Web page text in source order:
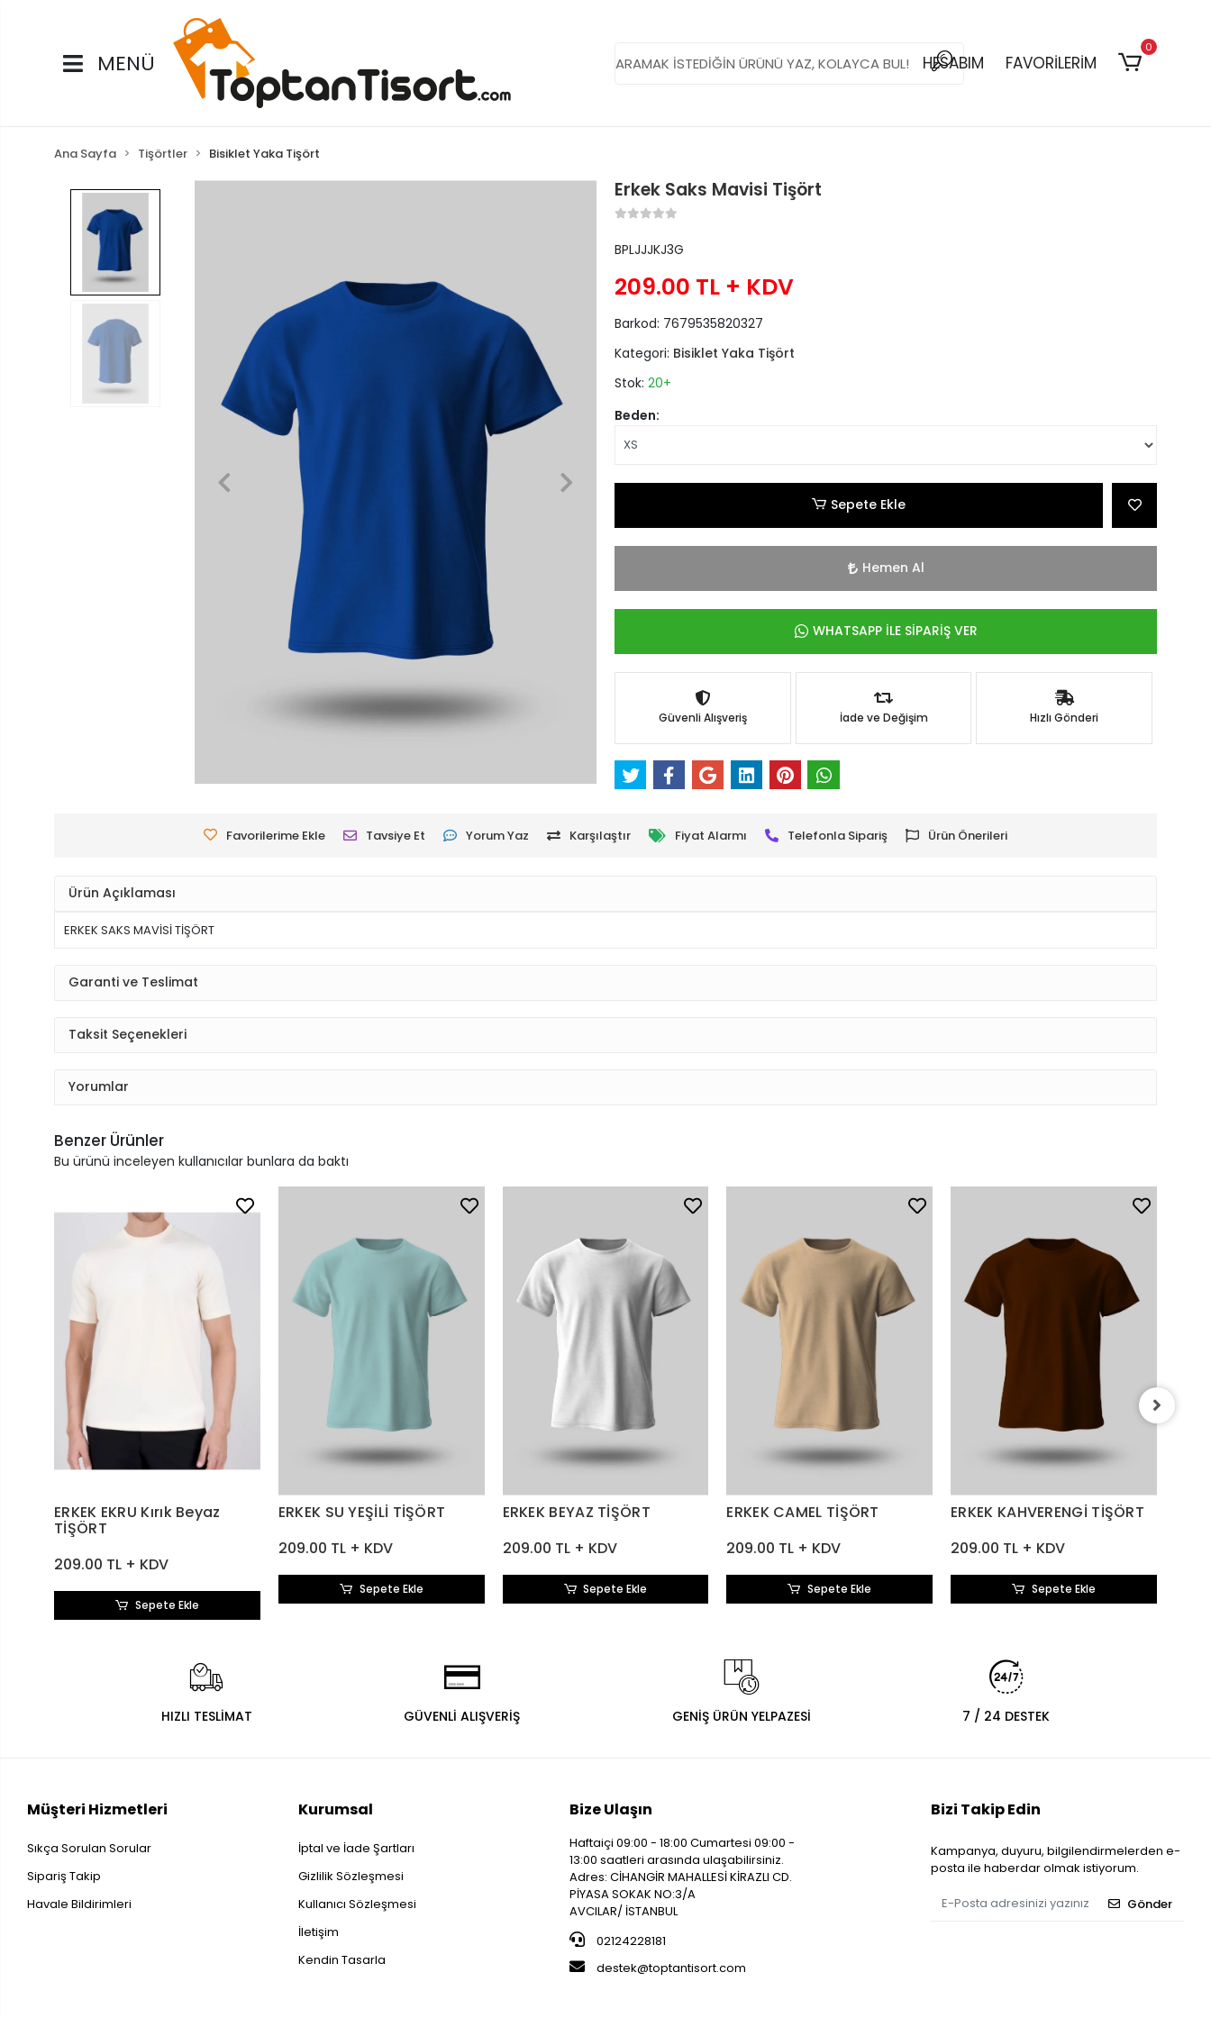
MENÜ HESABIM FAVORİLERİM
0
Ana Sayfa Tişörtler Bisiklet Yaka Tişört
Erkek Saks Mavisi Tişört
BPLJJJKJ3G
209.00 TL + KDV
Barkod: 7679535820327
Kategori: Bisiklet Yaka Tişört
Stok: 20+
Beden:
Sepete Ekle
Hemen Al
WHATSAPP İLE SİPARİŞ VER
Güvenli Alışveriş İade ve Değişim Hızlı Gönderi
Favorilerime Ekle Tavsiye Et Yorum Yaz Karşılaştır Fiyat Alarmı Telefonla Sipariş Ürün Önerileri
Ürün Açıklaması
ERKEK SAKS MAVİSİ TİŞÖRT
Garanti ve Teslimat
Taksit Seçenekleri
Yorumlar
Benzer Ürünler
Bu ürünü inceleyen kullanıcılar bunlara da baktı
ERKEK EKRU Kırık Beyaz
TİŞÖRT
209.00 TL + KDV
Sepete Ekle
ERKEK SU YEŞİLİ TİŞÖRT
209.00 TL + KDV
Sepete Ekle
ERKEK BEYAZ TİŞÖRT
209.00 TL + KDV
Sepete Ekle
ERKEK CAMEL TİŞÖRT
209.00 TL + KDV
Sepete Ekle
ERKEK KAHVERENGİ TİŞÖRT
209.00 TL + KDV
Sepete Ekle
HIZLI TESLİMAT GÜVENLİ ALIŞVERİŞ GENİŞ ÜRÜN YELPAZESİ 7 / 24 DESTEK
Müşteri Hizmetleri
Sıkça Sorulan Sorular
Sipariş Takip
Havale Bildirimleri
Kurumsal
İptal ve İade Şartları
Gizlilik Sözleşmesi
Kullanıcı Sözleşmesi
İletişim
Kendin Tasarla
Bize Ulaşın
Haftaiçi 09:00 - 18:00 Cumartesi 09:00 -
13:00 saatleri arasında ulaşabilirsiniz.
Adres: CİHANGİR MAHALLESİ KİRAZLI CD.
PİYASA SOKAK NO:3/A
AVCILAR/ İSTANBUL
02124228181
destek@toptantisort.com
Bizi Takip Edin
Kampanya, duyuru, bilgilendirmelerden e-
posta ile haberdar olmak istiyorum.
Gönder